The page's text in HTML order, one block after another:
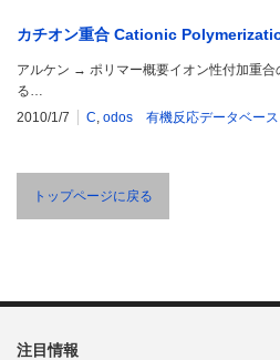
カチオン重合 Cationic
アルケン → ポリマー概要イオン性付加重合
る…
2010/1/7
C, odos 有機反応データベース
トップページに戻る
注目情報